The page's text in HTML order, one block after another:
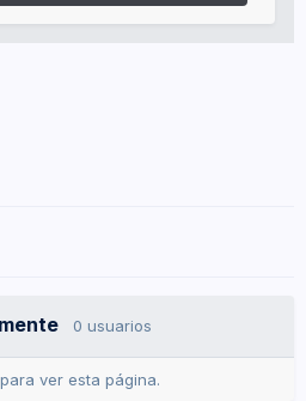
0 usuarios
ver esta página.